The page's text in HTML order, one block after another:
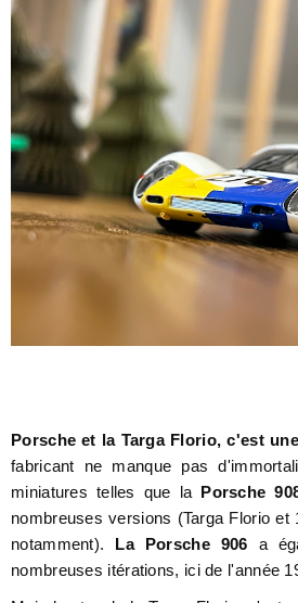
Porsche et la Targa Florio, c'est
fabricant ne manque pas
miniatures telles que la Porsche
nombreuses versions (Targa Florio et
notamment). La Porsche 906 a
nombreuses itérations, ici de l'année